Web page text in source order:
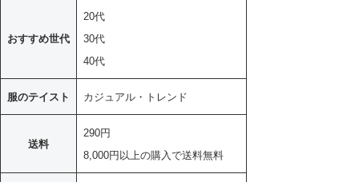
おすすめ世代
20代
30代
40代
服のテイスト カジュアル・トレンド
送料
290円
8,000円以上の購入で送料無料